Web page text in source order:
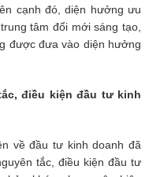
cạnh đó, diện hưởng ưu
tâm đổi mới sáng tạo,
được đưa vào diện hưởng
điều kiện đầu tư kinh
về đầu tư kinh doanh đã
tắc, điều kiện đầu tư